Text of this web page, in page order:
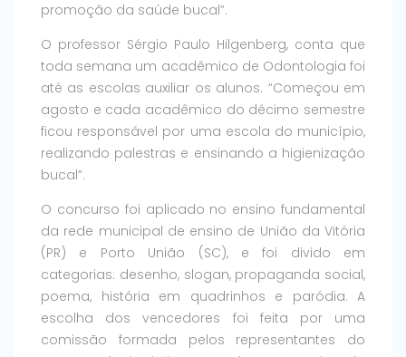
promoção da saúde bucal”.
O professor Sérgio Paulo Hilgenberg, conta que
toda semana um acadêmico de Odontologia foi
até as escolas auxiliar os alunos. “Começou em
agosto e cada acadêmico do décimo semestre
ficou responsável por uma escola do município,
realizando palestras e ensinando a higienização
bucal”.
O concurso foi aplicado no ensino fundamental
da rede municipal de ensino de União da Vitória
(PR) e Porto União (SC), e foi divido em
categorias: desenho, slogan, propaganda social,
poema, história em quadrinhos e paródia. A
escolha dos vencedores foi feita por uma
comissão formada pelos representantes do